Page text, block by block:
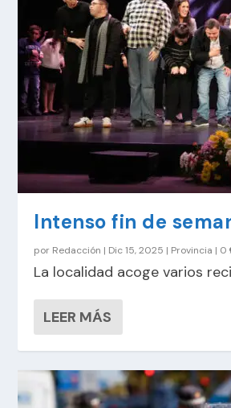
Intenso fin de
por Redacción | Dic 15, 2025 | Provincia | 0
La localidad acoge varios
LEER MÁS